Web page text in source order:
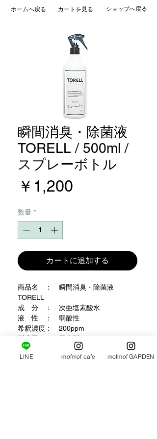
ホームへ戻る カートを見る ショップへ戻る
瞬間消臭・除菌液
TORELL / 500ml /
スプレーボトル
￥1,200
数量 *
カートに追加する
商品名　：　瞬間消臭・除菌液
TORELL
成　分　：　次亜塩素酸水
液　性　：　弱酸性
希釈濃度：　200ppm
製造国　：　日本製
※スプレーボトルの在庫の関係でボト
ルの形状が変更になる場合がございま
LINE mofmof cafe mofmof GARDEN